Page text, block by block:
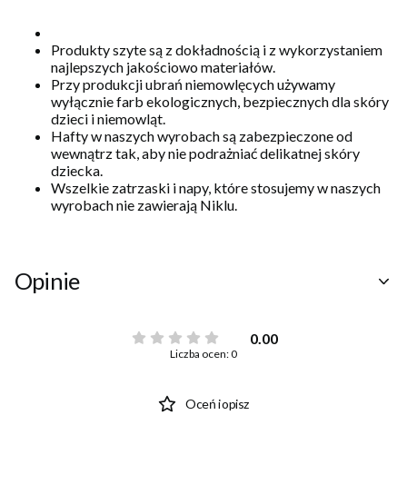
Produkty szyte są z dokładnością i z wykorzystaniem
najlepszych jakościowo materiałów.
Przy produkcji ubrań niemowlęcych używamy
wyłącznie farb ekologicznych, bezpiecznych dla skóry
dzieci i niemowląt.
Hafty w naszych wyrobach są zabezpieczone od
wewnątrz tak, aby nie podrażniać delikatnej skóry
dziecka.
Wszelkie zatrzaski i napy, które stosujemy w naszych
wyrobach nie zawierają Niklu.
Opinie
0.00
Liczba ocen: 0
Oceń i opisz